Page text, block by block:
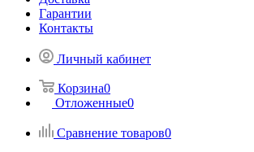
Гарантии
Контакты
Личный кабинет
Корзина0
Отложенные0
Сравнение товаров0